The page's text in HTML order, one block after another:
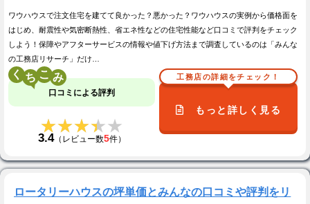
ワウハウスで注文住宅を建てて良かった？悪かった？ワウハウスの実例から価格面を
はじめ、耐震性や気密断熱性、省エネ性などの住宅性能など口コミで評判をチェック
しよう！保障やアフターサービスの情報や値下げ方法まで調査しているのは「みんな
の工務店リサーチ」だけ…
く こ
口コミによる評判
★★★★★
★★★★★
3.4（レビュー数5件）
工務店の詳細をチェック！
もっと詳しく見る
ロータリーハウスの坪単価とみんなの口コミや評判をリ